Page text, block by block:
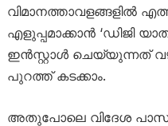
വിമാനത്താവളങ്ങളിൽ
എളുപ്പമാക്കാൻ ‘ഡിജി
ഇൻസ്റ്റാൾ ചെയ്യുന്നത്
പുറത്ത് കടക്കാം.
അതുപോലെ വിദേശ